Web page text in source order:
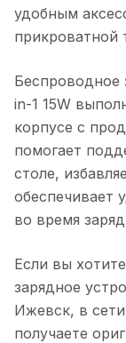
удобным
прикроватной
Беспроводное
in-1 15W
корпусе с
помогает
столе,
обеспечивает
во время
Если вы
зарядное
Ижевск, в
получаете